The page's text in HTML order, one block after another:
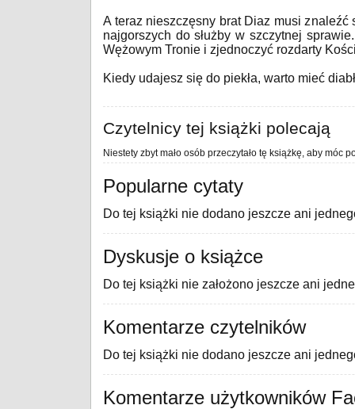
A teraz nieszczęsny brat Diaz musi
najgorszych do służby w szczytnej
Wężowym Tronie i zjednoczyć rozdarty
Kiedy udajesz się do piekła, warto mieć
Czytelnicy tej książki polecają
Niestety zbyt mało osób przeczytało tę książkę, aby móc
Popularne cytaty
Do tej książki nie dodano jeszcze ani
Dyskusje o książce
Do tej książki nie założono jeszcze ani
Komentarze czytelników
Do tej książki nie dodano jeszcze ani
Komentarze użytkowników